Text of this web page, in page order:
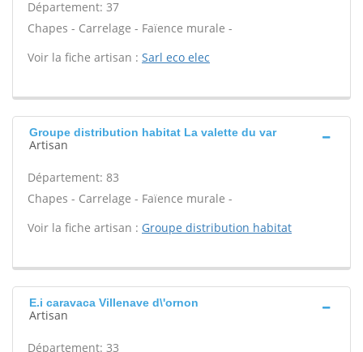
Département: 37
Chapes - Carrelage - Faïence murale -
Voir la fiche artisan : Sarl eco elec
Groupe distribution habitat La valette du var
Artisan
Département: 83
Chapes - Carrelage - Faïence murale -
Voir la fiche artisan : Groupe distribution habitat
E.i caravaca Villenave d\'ornon
Artisan
Département: 33